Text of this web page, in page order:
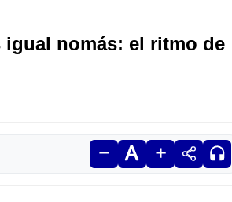
igual nomás: el ritmo de